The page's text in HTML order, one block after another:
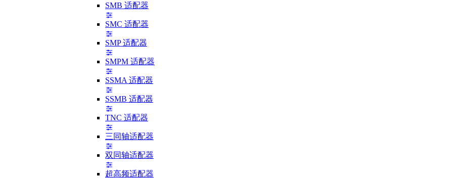
SMB 适配器
SMC 适配器
SMP 适配器
SMPM 适配器
SSMA 适配器
SSMB 适配器
TNC 适配器
三同轴适配器
双同轴适配器
超高频适配器